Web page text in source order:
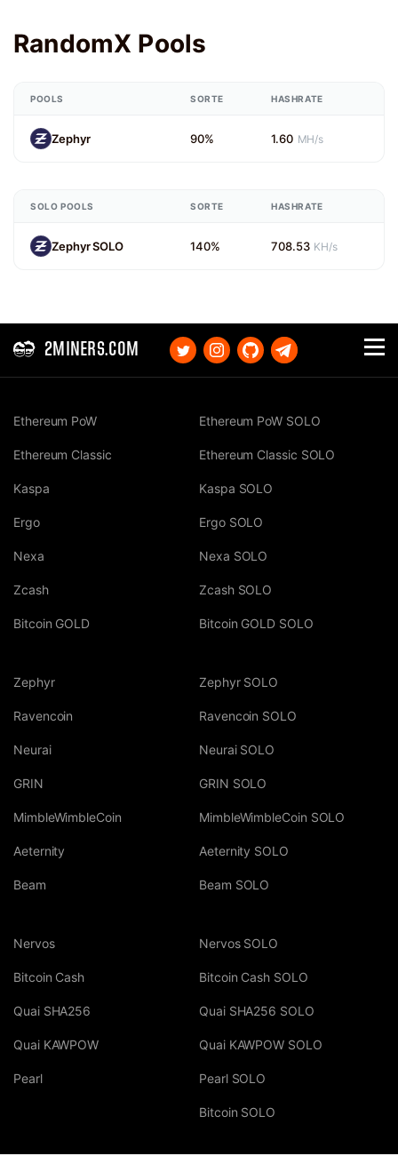
RandomX Pools
POOLS SORTE HASHRATE
Zephyr 90% 1.60 MH/s
SOLO POOLS SORTE HASHRATE
Zephyr SOLO 140% 708.53 KH/s
2MINERS.COM
Ethereum PoW
Ethereum Classic
Kaspa
Ergo
Nexa
Zcash
Bitcoin GOLD
Ethereum PoW SOLO
Ethereum Classic SOLO
Kaspa SOLO
Ergo SOLO
Nexa SOLO
Zcash SOLO
Bitcoin GOLD SOLO
Zephyr
Ravencoin
Neurai
GRIN
MimbleWimbleCoin
Aeternity
Beam
Zephyr SOLO
Ravencoin SOLO
Neurai SOLO
GRIN SOLO
MimbleWimbleCoin SOLO
Aeternity SOLO
Beam SOLO
Nervos
Bitcoin Cash
Quai SHA256
Quai KAWPOW
Pearl
Nervos SOLO
Bitcoin Cash SOLO
Quai SHA256 SOLO
Quai KAWPOW SOLO
Pearl SOLO
Bitcoin SOLO